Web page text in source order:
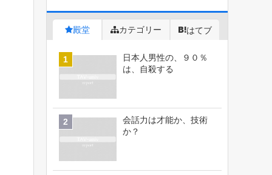
殿堂 カテゴリー はてブ
日本人男性の、９０％
は、自殺する
会話力は才能か、技術
か？